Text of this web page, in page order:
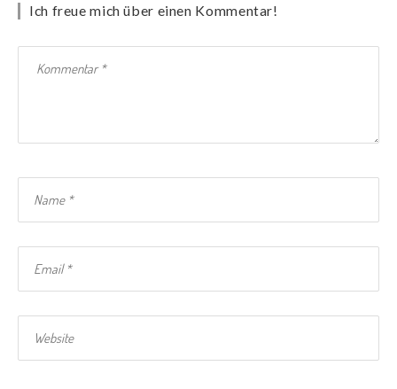
Ich freue mich über einen Kommentar!